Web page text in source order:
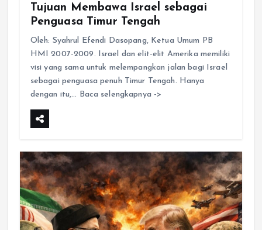
Tujuan Membawa Israel sebagai
Penguasa Timur Tengah
Oleh: Syahrul Efendi Dasopang, Ketua Umum PB
HMI 2007-2009. Israel dan elit-elit Amerika memiliki
visi yang sama untuk melempangkan jalan bagi Israel
sebagai penguasa penuh Timur Tengah. Hanya
dengan itu,… Baca selengkapnya ->